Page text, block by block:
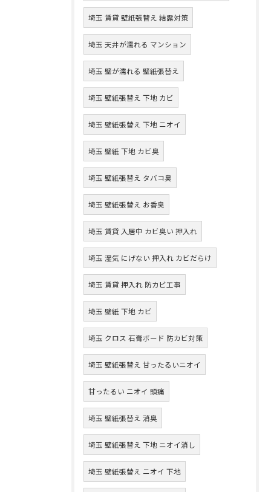
埼玉 賃貸 壁紙張替え 結露対策
埼玉 天井が濡れる マンション
埼玉 壁が濡れる 壁紙張替え
埼玉 壁紙張替え 下地 カビ
埼玉 壁紙張替え 下地 ニオイ
埼玉 壁紙 下地 カビ臭
埼玉 壁紙張替え タバコ臭
埼玉 壁紙張替え お香臭
埼玉 賃貸 入居中 カビ臭い 押入れ
埼玉 湿気 にげない 押入れ カビだらけ
埼玉 賃貸 押入れ 防カビ工事
埼玉 壁紙 下地 カビ
埼玉 クロス 石膏ボード 防カビ対策
埼玉 壁紙張替え 甘ったるいニオイ
甘ったるい ニオイ 頭痛
埼玉 壁紙張替え 消臭
埼玉 壁紙張替え 下地 ニオイ消し
埼玉 壁紙張替え ニオイ 下地